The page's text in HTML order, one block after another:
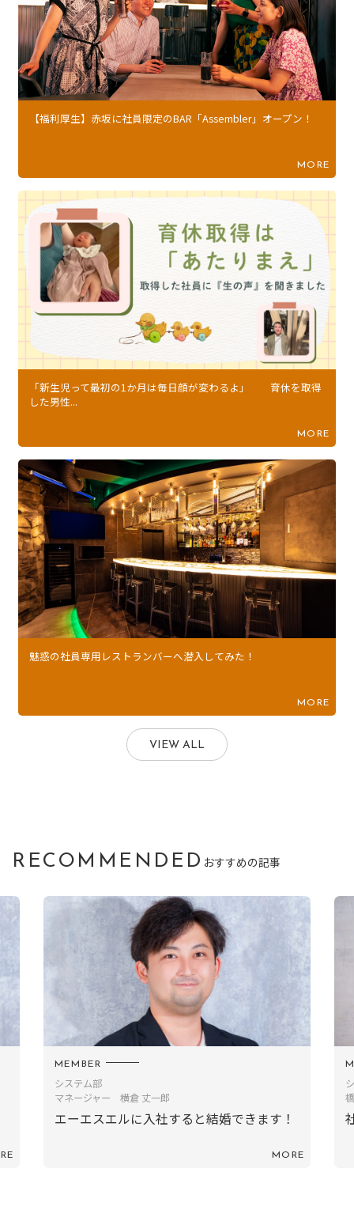
【福利厚生】赤坂に社員限定のBAR「Assembler」オープン！
MORE
「新生児って最初の1か月は毎日顔が変わるよ」 育休を取得
した男性...
MORE
魅惑の社員専用レストランバーへ潜入してみた！
MORE
VIEW ALL
RECOMMENDED おすすめの記事
MEMBER
システム部
マネージャー 横倉 丈一郎
エーエスエルに入社すると結婚できます！
MORE